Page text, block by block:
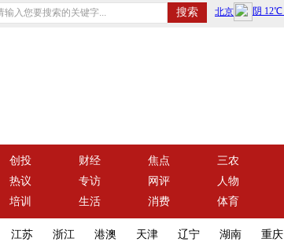
创投 财经 焦点 三农
热议 专访 网评 人物
培训 生活 消费 体育
江苏 浙江 港澳 天津 辽宁 湖南 重庆